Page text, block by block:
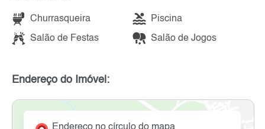
Churrasqueira Piscina
Salão de Festas Salão de Jogos
Endereço do Imóvel: